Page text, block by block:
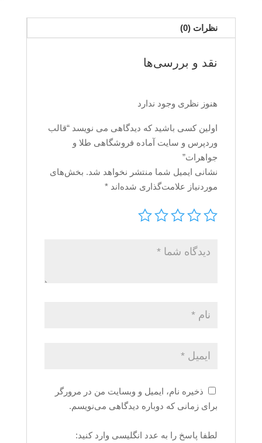
نظرات (0)
نقد و بررسی‌ها
هنوز نظری وجود ندارد
اولین کسی باشید که دیدگاهی می نویسد “قالب
وردپرس و سایت آماده فروشگاهی طلا و
جواهرات”
نشانی ایمیل شما منتشر نخواهد شد. بخش‌های
موردنیاز علامت‌گذاری شده‌اند *
ذخیره نام، ایمیل و وبسایت من در مرورگر
برای زمانی که دوباره دیدگاهی می‌نویسم.
لطفا پاسخ را به عدد انگلیسی وارد کنید: